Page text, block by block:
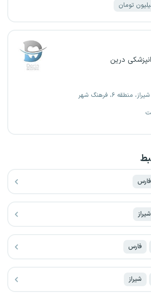
درین
شیراز، منطقه ۶، فرهنگ شهر
فارس
شیراز
فارس
شیراز